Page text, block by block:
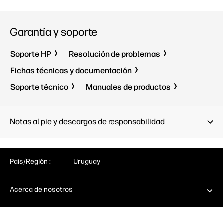
Garantía y soporte
Soporte HP
Resolución de problemas
Fichas técnicas y documentación
Soporte técnico
Manuales de productos
Notas al pie y descargos de responsabilidad
País/Región : Uruguay
Acerca de nosotros